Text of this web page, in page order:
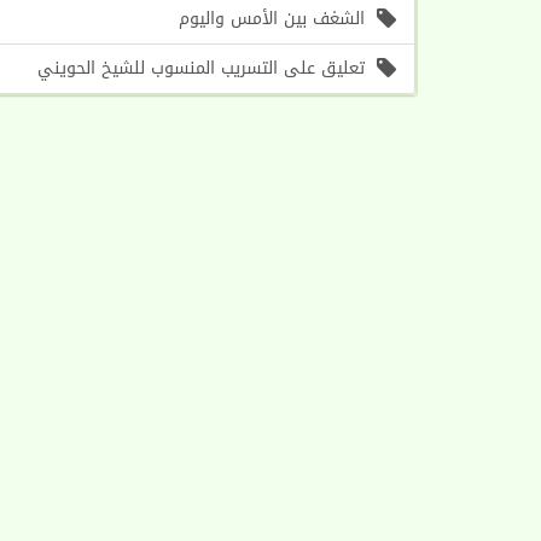
الشغف بين الأمس واليوم
تعليق على التسريب المنسوب للشيخ الحويني